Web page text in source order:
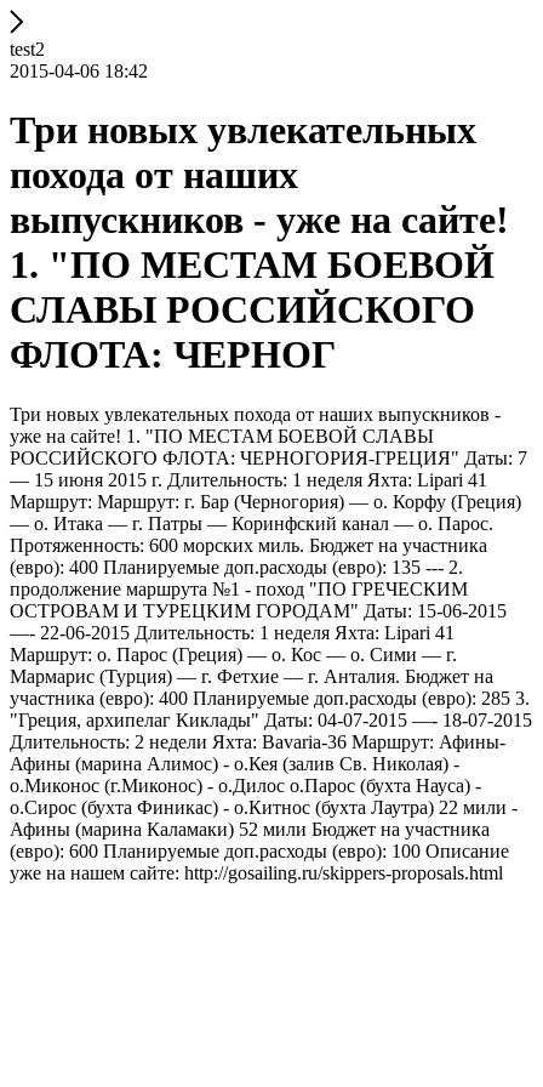
test2
2015-04-06 18:42
Три новых увлекательных
похода от наших
выпускников - уже на сайте!
1. "ПО МЕСТАМ БОЕВОЙ
СЛАВЫ РОССИЙСКОГО
ФЛОТА: ЧЕРНОГ
Три новых увлекательных похода от наших выпускников -
уже на сайте! 1. "ПО МЕСТАМ БОЕВОЙ СЛАВЫ
РОССИЙСКОГО ФЛОТА: ЧЕРНОГОРИЯ-ГРЕЦИЯ" Даты: 7
— 15 июня 2015 г. Длительность: 1 неделя Яхта: Lipari 41
Маршрут: Маршрут: г. Бар (Черногория) — о. Корфу (Греция)
— о. Итака — г. Патры — Коринфский канал — о. Парос.
Протяженность: 600 морских миль. Бюджет на участника
(евро): 400 Планируемые доп.расходы (евро): 135 --- 2.
продолжение маршрута №1 - поход "ПО ГРЕЧЕСКИМ
ОСТРОВАМ И ТУРЕЦКИМ ГОРОДАМ" Даты: 15-06-2015
—- 22-06-2015 Длительность: 1 неделя Яхта: Lipari 41
Маршрут: о. Парос (Греция) — о. Кос — о. Сими — г.
Мармарис (Турция) — г. Фетхие — г. Анталия. Бюджет на
участника (евро): 400 Планируемые доп.расходы (евро): 285 3.
"Греция, архипелаг Киклады" Даты: 04-07-2015 —- 18-07-2015
Длительность: 2 недели Яхта: Bavaria-36 Маршрут: Афины-
Афины (марина Алимос) - о.Кея (залив Св. Николая) -
о.Миконос (г.Миконос) - о.Дилос о.Парос (бухта Науса) -
о.Сирос (бухта Финикас) - о.Китнос (бухта Лаутра) 22 мили -
Афины (марина Каламаки) 52 мили Бюджет на участника
(евро): 600 Планируемые доп.расходы (евро): 100 Описание
уже на нашем сайте: http://gosailing.ru/skippers-proposals.html